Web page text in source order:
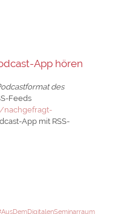
App hören
des
Feeds
nachgefragt-
App mit RSS-